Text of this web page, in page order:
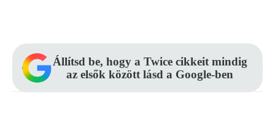
Állítsd be, hogy a Twice cikkeit mindig
az elsők között lásd a Google-ben